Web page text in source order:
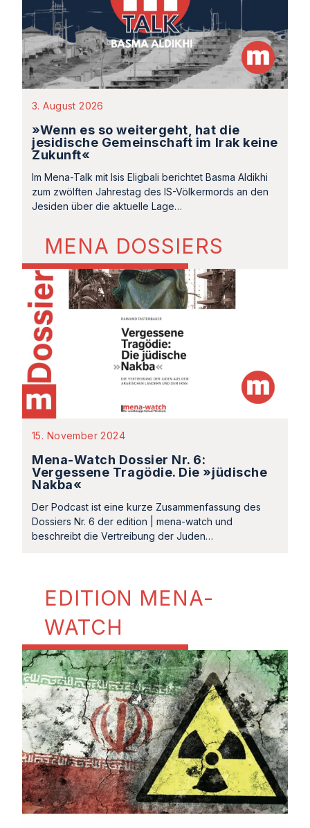
3. August 2026
»Wenn es so weitergeht, hat die
jesidische Gemeinschaft im Irak keine
Zukunft«
Im Mena-Talk mit Isis Eligbali berichtet Basma Aldikhi
zum zwölften Jahrestag des IS-Völkermords an den
Jesiden über die aktuelle Lage…
MENA DOSSIERS
15. November 2024
Mena-Watch Dossier Nr. 6:
Vergessene Tragödie. Die »jüdische
Nakba«
Der Podcast ist eine kurze Zusammenfassung des
Dossiers Nr. 6 der edition | mena-watch und
beschreibt die Vertreibung der Juden…
EDITION MENA-
WATCH